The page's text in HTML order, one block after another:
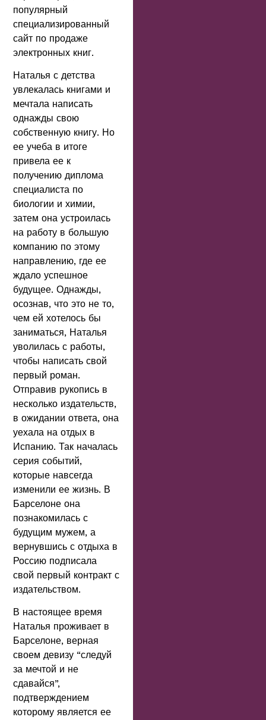
популярный
специализированный
сайт по продаже
электронных книг.
Наталья с детства
увлекалась книгами и
мечтала написать
однажды свою
собственную книгу. Но
ее учеба в итоге
привела ее к
получению диплома
специалиста по
биологии и химии,
затем она устроилась
на работу в большую
компанию по этому
направлению, где ее
ждало успешное
будущее. Однажды,
осознав, что это не то,
чем ей хотелось бы
заниматься, Наталья
уволилась с работы,
чтобы написать свой
первый роман.
Отправив рукопись в
несколько издательств,
в ожидании ответа, она
уехала на отдых в
Испанию. Так началась
серия событий,
которые навсегда
изменили ее жизнь. В
Барселоне она
познакомилась с
будущим мужем, а
вернувшись с отдыха в
Россию подписала
свой первый контракт с
издательством.
В настоящее время
Наталья проживает в
Барселоне, верная
своем девизу “следуй
за мечтой и не
сдавайся”,
подтверждением
которому является ее